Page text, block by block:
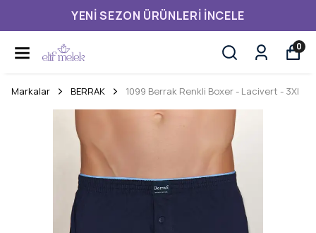
YENI SEZON ÜRÜNLERI İNCELE
0
Markalar BERRAK 1099 Berrak Renkli Boxer - Lacivert - 3Xl